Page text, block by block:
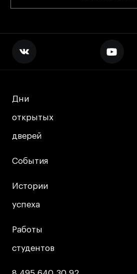
Дни
открытых
дверей
Дни
открытых
дверей
События
События
Истории
успеха
Истории
успеха
Работы
студентов
Работы
студентов